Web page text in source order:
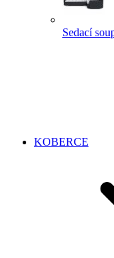
Sedací
KOBERCE